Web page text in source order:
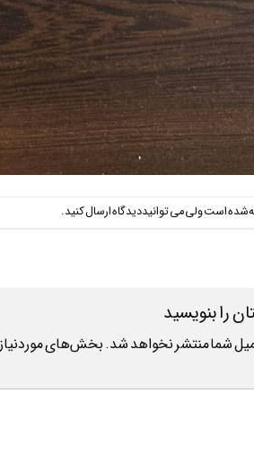
شده است ولی می توانیددیدگاه ارسال کنید.
را بنویسید
شما منتشر نخواهد شد.بخش‌های